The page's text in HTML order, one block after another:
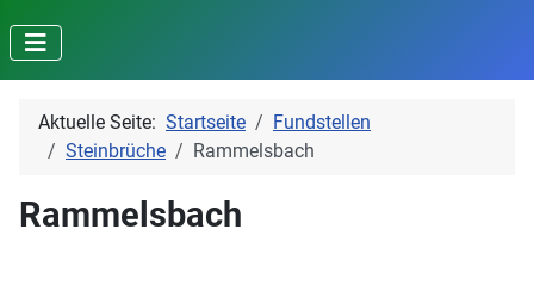
Aktuelle Seite: Startseite
Fundstellen
Steinbrüche
Rammelsbach
Rammelsbach